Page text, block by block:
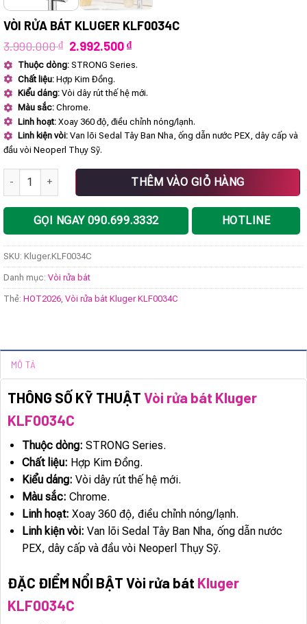
VÒI RỬA BÁT KLUGER KLF0034C
3.990.000₫ Giá
là:
3.990.000 ₫.
2.992.500₫Giá
tại
2.992.500 ₫.
Thuộc dòng: STRONG Series.
Chất liệu: Hợp Kim Đồng.
Kiểu dáng: Vòi dây rút thế hệ mới.
Màu sắc: Chrome.
Linh hoạt: Xoay 360 độ, điều chỉnh nóng/lạnh.
Linh kiện vòi: Van lõi Sedal Tây Ban Nha, ống dẫn nước PEX, dây cấp và
đầu vòi Neoperl Thụy Sỹ.
Vòi rửa bát Kluger KLF0034C số lượngTHÊM VÀO GIỎ HÀNG
GỌI NGAY 090.699.3332 HOTLINE
SKU: Kluger.KLF0034C
Danh mục: Vòi rửa bát
Thẻ: HOT2026 Vòi rửa bát Kluger KLF0034C
MÔ TẢ
THÔNG SỐ KỸ THUẬT Vòi rửa bát Kluger
KLF0034C
Thuộc dòng: STRONG Series.
Chất liệu: Hợp Kim Đồng.
Kiểu dáng: Vòi dây rút thế hệ mới.
Màu sắc: Chrome.
Linh hoạt: Xoay 360 độ, điều chỉnh nóng/lạnh.
Linh kiện vòi: Van lõi Sedal Tây Ban Nha, ống dẫn nước
PEX, dây cấp và đầu vòi Neoperl Thụy Sỹ.
ĐẶC ĐIỂM NỔI BẬT Vòi rửa bát Kluger
KLF0034C